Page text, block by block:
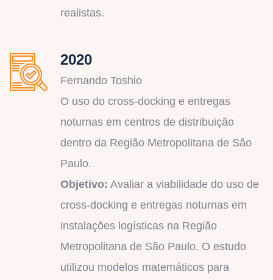
realistas.
2020
Fernando Toshio
O uso do cross-docking e entregas
noturnas em centros de distribuição
dentro da Região Metropolitana de São
Paulo.
Objetivo: Avaliar a viabilidade do uso de
cross-docking e entregas noturnas em
instalações logísticas na Região
Metropolitana de São Paulo. O estudo
utilizou modelos matemáticos para